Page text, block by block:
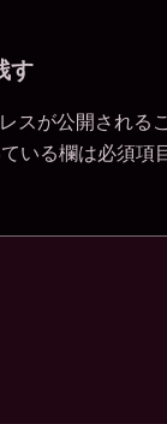
す
スが公開される
※
いる欄は必須項